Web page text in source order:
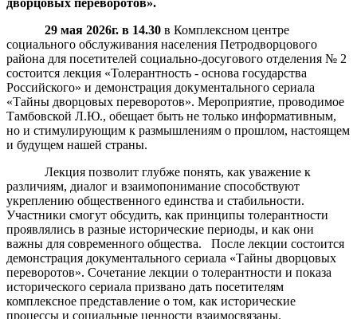
дворцовых переворотов».
29 мая 2026г. в 14.30 в Комплексном центре
социального обслуживания населения Петродворцового
района для посетителей социально-досугового отделения № 2
состоится лекция «Толерантность - основа государства
Российского» и демонстрация документального сериала
«Тайны дворцовых переворотов». Мероприятие, проводимое
Тамбовской Л.Ю., обещает быть не только информативным,
но и стимулирующим к размышлениям о прошлом, настоящем
и будущем нашей страны.
Лекция позволит глубже понять, как уважение к
различиям, диалог и взаимопонимание способствуют
укреплению общественного единства и стабильности.
Участники смогут обсудить, как принципы толерантности
проявлялись в разные исторические периоды, и как они
важны для современного общества. После лекции состоится
демонстрация документального сериала «Тайны дворцовых
переворотов». Сочетание лекции о толерантности и показа
исторического сериала призвано дать посетителям
комплексное представление о том, как исторические
процессы и социальные ценности взаимосвязаны.